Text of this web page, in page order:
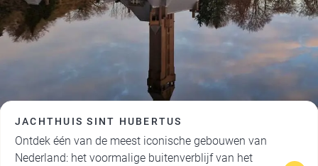
JACHTHUIS SINT HUBERTUS
Ontdek één van de meest iconische gebouwen van
Nederland: het voormalige buitenverblijf van het